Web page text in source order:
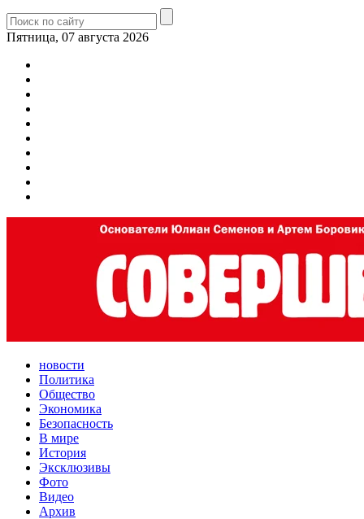
Пятница, 07 августа 2026
новости
Политика
Общество
Экономика
Безопасность
В мире
История
Эксклюзивы
Фото
Видео
Архив